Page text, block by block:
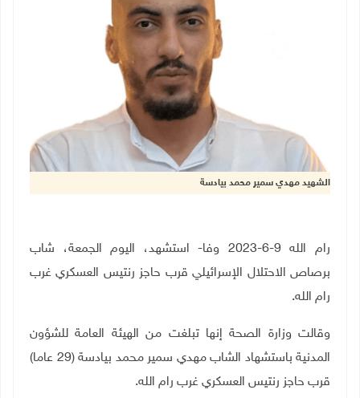
الشهيد مهدي سمير محمد بيادسة
رام الله 9-6-2023 وفا- استشهد، اليوم الجمعة، شاب
برصاص الاحتلال الإسرائيلي قرب حاجز رنتيس العسكري غرب
رام الله.
وقالت وزارة الصحة إنها تبلغت من الهيئة العامة للشؤون
المدنية باستشهاد الشاب مهدي سمير محمد بيادسة (29 عاما)
قرب حاجز رنتيس العسكري غرب رام الله.